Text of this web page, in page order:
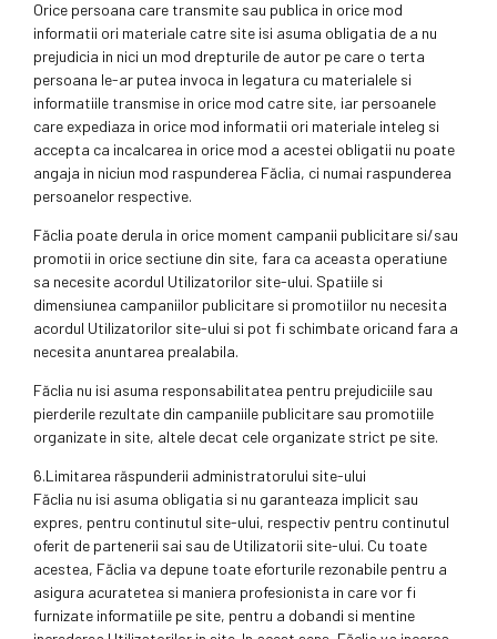
Orice persoana care transmite sau publica in orice mod
informatii ori materiale catre site isi asuma obligatia de a nu
prejudicia in nici un mod drepturile de autor pe care o terta
persoana le-ar putea invoca in legatura cu materialele si
informatiile transmise in orice mod catre site, iar persoanele
care expediaza in orice mod informatii ori materiale inteleg si
accepta ca incalcarea in orice mod a acestei obligatii nu poate
angaja in niciun mod raspunderea Făclia, ci numai raspunderea
persoanelor respective.
Făclia poate derula in orice moment campanii publicitare si/sau
promotii in orice sectiune din site, fara ca aceasta operatiune
sa necesite acordul Utilizatorilor site-ului. Spatiile si
dimensiunea campaniilor publicitare si promotiilor nu necesita
acordul Utilizatorilor site-ului si pot fi schimbate oricand fara a
necesita anuntarea prealabila.
Făclia nu isi asuma responsabilitatea pentru prejudiciile sau
pierderile rezultate din campaniile publicitare sau promotiile
organizate in site, altele decat cele organizate strict pe site.
6.Limitarea răspunderii administratorului site-ului
Făclia nu isi asuma obligatia si nu garanteaza implicit sau
expres, pentru continutul site-ului, respectiv pentru continutul
oferit de partenerii sai sau de Utilizatorii site-ului. Cu toate
acestea, Făclia va depune toate eforturile rezonabile pentru a
asigura acuratetea si maniera profesionista in care vor fi
furnizate informatiile pe site, pentru a dobandi si mentine